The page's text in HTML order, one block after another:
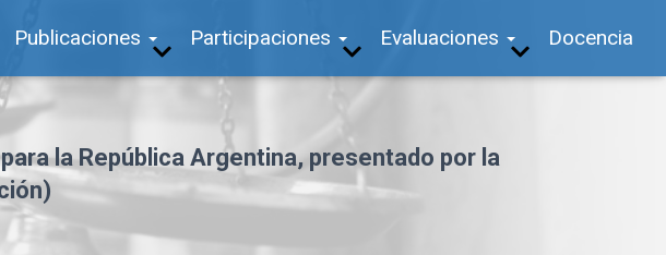
Publicaciones Participaciones Evaluaciones Docencia
la República Argentina, presentado por la